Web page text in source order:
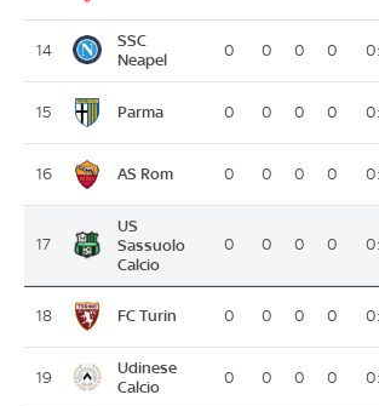
14
SSC
Neapel
0 0 0 0
15 Parma 0 0 0 0
16 AS Rom 0 0 0 0
17
US
Sassuolo
Calcio
0 0 0 0
18 FC Turin 0 0 0 0
19
Udinese
Calcio
0 0 0 0